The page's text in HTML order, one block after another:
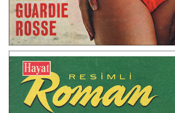
Tempo – Maggio 1967